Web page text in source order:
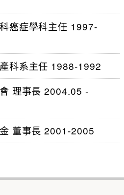
癌症學科主任 1997-
科系主任 1988-1992
理事長 2004.05 -
董事長 2001-2005